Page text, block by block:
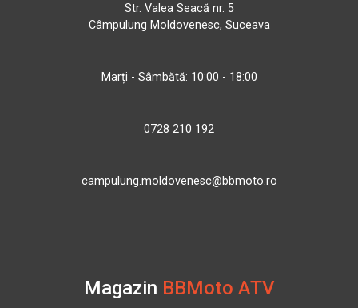
Str. Valea Seacă nr. 5
Câmpulung Moldovenesc, Suceava
Marți - Sâmbătă: 10:00 - 18:00
0728 210 192
campulung.moldovenesc@bbmoto.ro
Magazin BBMoto ATV